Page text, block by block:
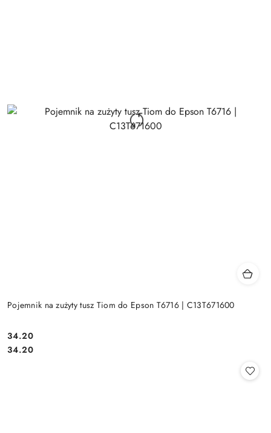
Pojemnik na zużyty tusz Tiom do Epson T6716 | C13T671600
Cena:
34.20
Cena:
34.20